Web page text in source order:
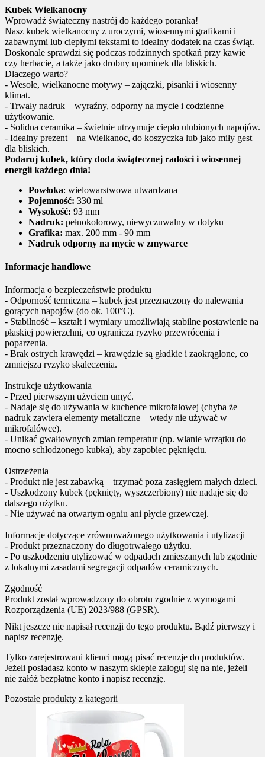
Kubek Wielkanocny
Wprowadź świąteczny nastrój do każdego poranka!
Nasz kubek wielkanocny z uroczymi, wiosennymi grafikami i
zabawnymi lub ciepłymi tekstami to idealny dodatek na czas świąt.
Doskonale sprawdzi się podczas rodzinnych spotkań przy kawie
czy herbacie, a także jako drobny upominek dla bliskich.
Dlaczego warto?
- Wesołe, wielkanocne motywy – zajączki, pisanki i wiosenny
klimat.
- Trwały nadruk – wyraźny, odporny na mycie i codzienne
użytkowanie.
- Solidna ceramika – świetnie utrzymuje ciepło ulubionych napojów.
- Idealny prezent – na Wielkanoc, do koszyczka lub jako miły gest
dla bliskich.
Podaruj kubek, który doda świątecznej radości i wiosennej
energii każdego dnia!
Powłoka: wielowarstwowa utwardzana
Pojemność: 330 ml
Wysokość: 93 mm
Nadruk: pełnokolorowy, niewyczuwalny w dotyku
Grafika: max. 200 mm - 90 mm
Nadruk odporny na mycie w zmywarce
Informacje handlowe
Informacja o bezpieczeństwie produktu
- Odporność termiczna – kubek jest przeznaczony do nalewania
gorących napojów (do ok. 100°C).
- Stabilność – kształt i wymiary umożliwiają stabilne postawienie na
płaskiej powierzchni, co ogranicza ryzyko przewrócenia i
poparzenia.
- Brak ostrych krawędzi – krawędzie są gładkie i zaokrąglone, co
zmniejsza ryzyko skaleczenia.
Instrukcje użytkowania
- Przed pierwszym użyciem umyć.
- Nadaje się do używania w kuchence mikrofalowej (chyba że
nadruk zawiera elementy metaliczne – wtedy nie używać w
mikrofalówce).
- Unikać gwałtownych zmian temperatur (np. wlanie wrzątku do
mocno schłodzonego kubka), aby zapobiec pęknięciu.
Ostrzeżenia
- Produkt nie jest zabawką – trzymać poza zasięgiem małych dzieci.
- Uszkodzony kubek (pęknięty, wyszczerbiony) nie nadaje się do
dalszego użytku.
- Nie używać na otwartym ogniu ani płycie grzewczej.
Informacje dotyczące zrównoważonego użytkowania i utylizacji
- Produkt przeznaczony do długotrwałego użytku.
- Po uszkodzeniu utylizować w odpadach zmieszanych lub zgodnie
z lokalnymi zasadami segregacji odpadów ceramicznych.
Zgodność
Produkt został wprowadzony do obrotu zgodnie z wymogami
Rozporządzenia (UE) 2023/988 (GPSR).
Nikt jeszcze nie napisał recenzji do tego produktu. Bądź pierwszy i
napisz recenzję.
Tylko zarejestrowani klienci mogą pisać recenzje do produktów.
Jeżeli posiadasz konto w naszym sklepie zaloguj się na nie, jeżeli
nie załóż bezpłatne konto i napisz recenzję.
Pozostałe produkty z kategorii